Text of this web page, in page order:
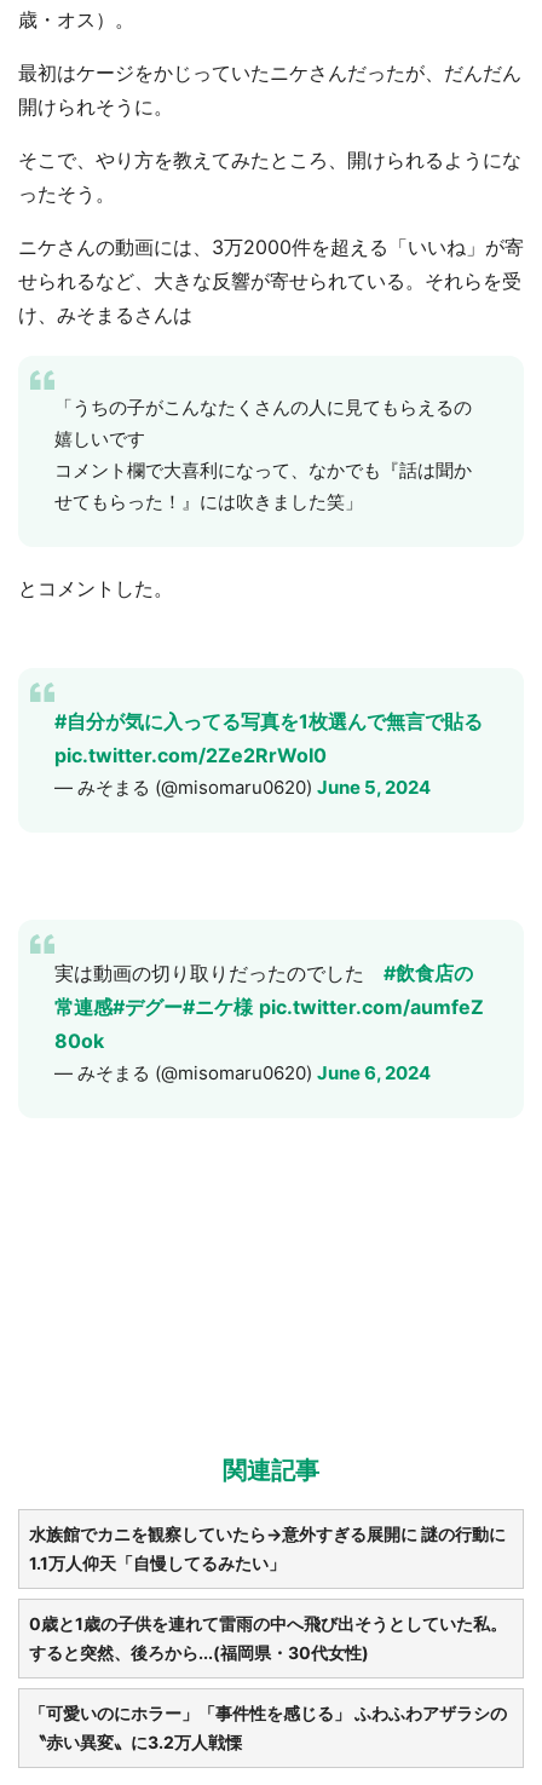
歳・オス）。
最初はケージをかじっていたニケさんだったが、だんだん
開けられそうに。
そこで、やり方を教えてみたところ、開けられるようにな
ったそう。
ニケさんの動画には、3万2000件を超える「いいね」が寄
せられるなど、大きな反響が寄せられている。それらを受
け、みそまるさんは
「うちの子がこんなたくさんの人に見てもらえるの
嬉しいです
コメント欄で大喜利になって、なかでも『話は聞か
せてもらった！』には吹きました笑」
とコメントした。
#自分が気に入ってる写真を1枚選んで無言で貼る
pic.twitter.com/2Ze2RrWoI0
— みそまる (@misomaru0620) June 5, 2024
実は動画の切り取りだったのでした #飲食店の
常連感#デグー#ニケ様 pic.twitter.com/aumfeZ
80ok
— みそまる (@misomaru0620) June 6, 2024
関連記事
水族館でカニを観察していたら→意外すぎる展開に 謎の行動に
1.1万人仰天「自慢してるみたい」
0歳と1歳の子供を連れて雷雨の中へ飛び出そうとしていた私。
すると突然、後ろから...(福岡県・30代女性)
「可愛いのにホラー」「事件性を感じる」 ふわふわアザラシの
〝赤い異変〟に3.2万人戦慄